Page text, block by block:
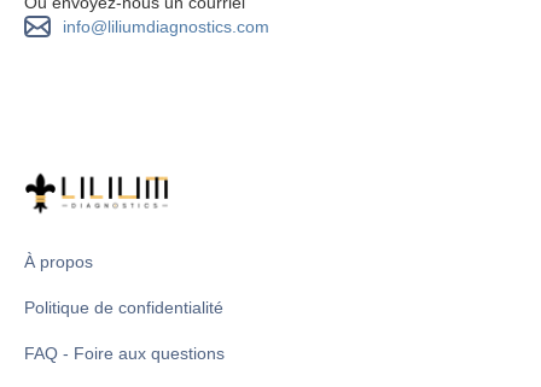
info@liliumdiagnostics.com
À propos
Politique de confidentialité
FAQ - Foire aux questions